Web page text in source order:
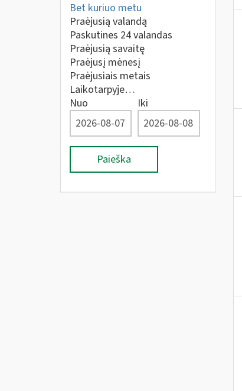
Bet kuriuo metu
Praėjusią valandą
Paskutines 24 valandas
Praėjusią savaitę
Praėjusį mėnesį
Praėjusiais metais
Laikotarpyje…
Nuo
Iki
Paieška